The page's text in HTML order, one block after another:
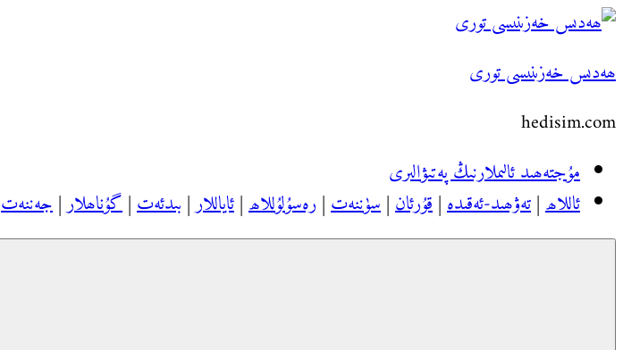
Skip
content
ھەدىس خەزىنىسى تورى
hedisim.com
مۇجتەھىد ئالىملارنىڭ پەتىۋالىرى
ئاللاھ|تەۋھىد-ئەقىدە|قۇرئان|سۈننەت|رەسۇلۇللاھ|ئاياللار|بىدئەت|گۇناھلار|جەننەت